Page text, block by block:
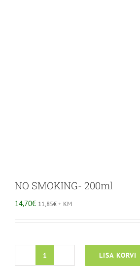
NO SMOKING- 200ml
14,70€ 11,85€+ KM
NO
LISA KORVI